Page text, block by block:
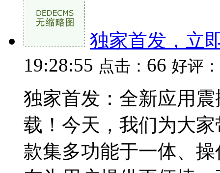
独家首发，立
19:28:55 点击： 66 好评：
独家首发：全新应用
载！今天，我们为大
款集多功能于一体、